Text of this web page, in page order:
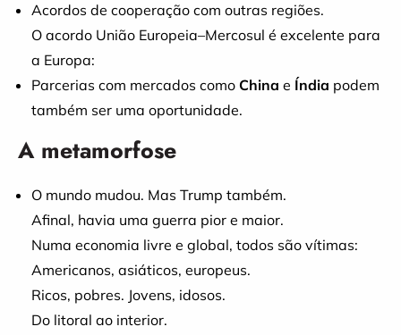
Acordos de cooperação com outras regiões.
O acordo União Europeia–Mercosul é excelente para
a Europa:
Parcerias com mercados como China e Índia podem
também ser uma oportunidade.
A metamorfose
O mundo mudou. Mas Trump também.
Afinal, havia uma guerra pior e maior.
Numa economia livre e global, todos são vítimas:
Americanos, asiáticos, europeus.
Ricos, pobres. Jovens, idosos.
Do litoral ao interior.